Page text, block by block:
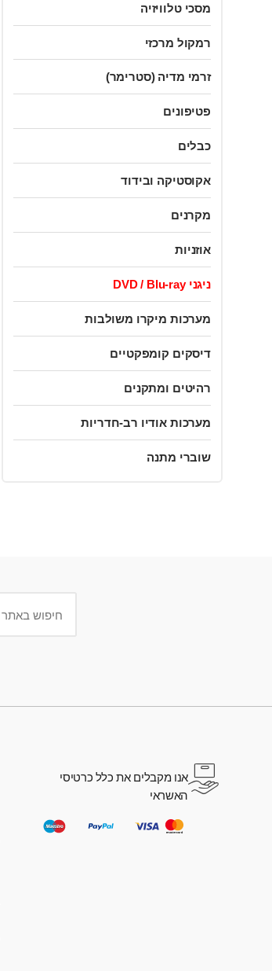
מסכי טלוויזיה
רמקול מרכזי
זרמי מדיה (סטרימר)
פטיפונים
כבלים
אקוסטיקה ובידוד
מקרנים
אוזניות
ניגני DVD / Blu-ray
מערכות מיקרו משולבות
דיסקים קומפקטיים
רהיטים ומתקנים
מערכות אודיו רב-חדריות
שוברי מתנה
אנו מקבלים את כלל כרטיסי
האשראי